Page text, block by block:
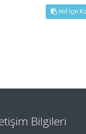
Atıf İçin
Bilgileri